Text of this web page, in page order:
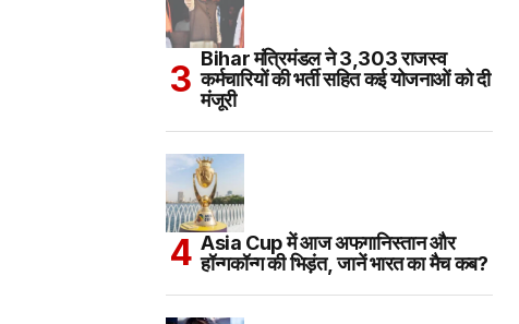
Bihar मंत्रिमंडल ने 3,303 राजस्व
कर्मचारियों की भर्ती सहित कई योजनाओं को दी
मंजूरी
Asia Cup में आज अफगानिस्तान और
हॉन्गकॉन्ग की भिड़ंत, जानें भारत का मैच कब?